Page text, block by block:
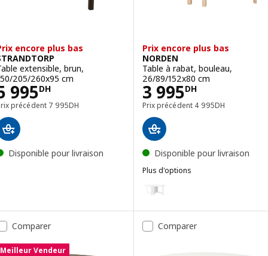
encore plus bas
extensible, brun,
205/260x95 cm
995DH
5995DH
précédent 7 995DH
Prix précédent 7995DH
Disponible pour livraison
Prix encore plus bas
NORDEN
Table à rabat, bouleau,
26/89/152x80 cm
3 995DH
Prix 3995DH
Prix précédent 4 995DH
Prix précédent
Disponible pour livraison
Plus d'options
Option : NORDEN, Table à
Comparer
Meilleur Vendeur
Comparer